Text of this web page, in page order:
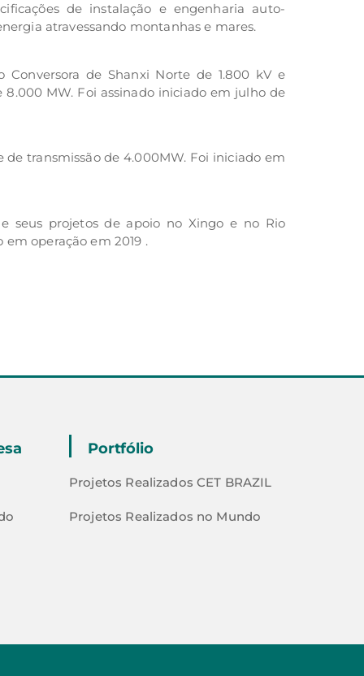
de instalação e engenharia auto-
atravessando montanhas e mares.
de Shanxi Norte de 1.800 kV e
MW. Foi assinado iniciado em julho de
transmissão de 4.000MW. Foi iniciado em
seus projetos de apoio no Xingo e no Rio
operação em 2019 .
Portfólio
Projetos Realizados CET BRAZIL
Projetos Realizados no Mundo